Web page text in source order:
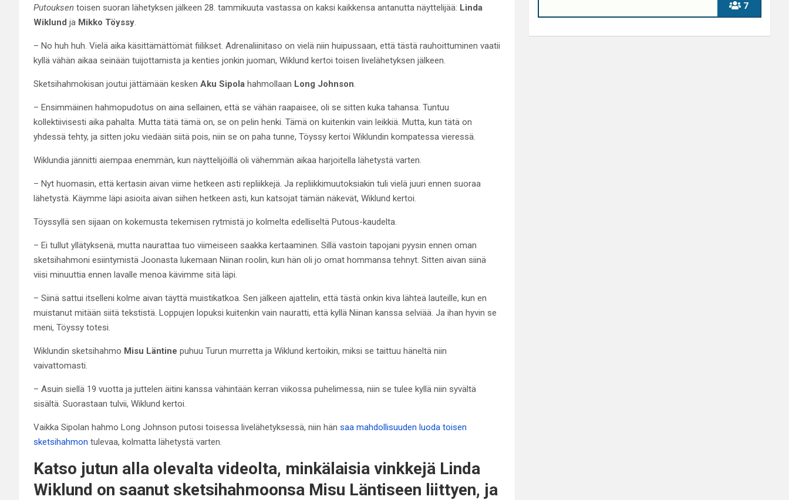
Putouksen toisen suoran lähetyksen jälkeen 28. tammikuuta vastassa on kaksi kaikkensa antanutta näyttelijää: Linda
Wiklund ja Mikko Töyssy.
– No huh huh. Vielä aika käsittämättömät fiilikset. Adrenaliinitaso on vielä niin huipussaan, että tästä rauhoittuminen vaatii
kyllä vähän aikaa seinään tuijottamista ja kenties jonkin juoman, Wiklund kertoi toisen livelähetyksen jälkeen.
Sketsihahmokisan joutui jättämään kesken Aku Sipola hahmollaan Long Johnson.
– Ensimmäinen hahmopudotus on aina sellainen, että se vähän raapaisee, oli se sitten kuka tahansa. Tuntuu
kollektiivisesti aika pahalta. Mutta tätä tämä on, se on pelin henki. Tämä on kuitenkin vain leikkiä. Mutta, kun tätä on
yhdessä tehty, ja sitten joku viedään siitä pois, niin se on paha tunne, Töyssy kertoi Wiklundin kompatessa vieressä.
Wiklundia jännitti aiempaa enemmän, kun näyttelijöillä oli vähemmän aikaa harjoitella lähetystä varten.
– Nyt huomasin, että kertasin aivan viime hetkeen asti repliikkejä. Ja repliikkimuutoksiakin tuli vielä juuri ennen suoraa
lähetystä. Käymme läpi asioita aivan siihen hetkeen asti, kun katsojat tämän näkevät, Wiklund kertoi.
Töyssyllä sen sijaan on kokemusta tekemisen rytmistä jo kolmelta edelliseltä Putous-kaudelta.
– Ei tullut yllätyksenä, mutta naurattaa tuo viimeiseen saakka kertaaminen. Sillä vastoin tapojani pyysin ennen oman
sketsihahmoni esiintymistä Joonasta lukemaan Niinan roolin, kun hän oli jo omat hommansa tehnyt. Sitten aivan siinä
viisi minuuttia ennen lavalle menoa kävimme sitä läpi.
– Siinä sattui itselleni kolme aivan täyttä muistikatkoa. Sen jälkeen ajattelin, että tästä onkin kiva lähteä lauteille, kun en
muistanut mitään siitä tekstistä. Loppujen lopuksi kuitenkin vain nauratti, että kyllä Niinan kanssa selviää. Ja ihan hyvin se
meni, Töyssy totesi.
Wiklundin sketsihahmo Misu Läntine puhuu Turun murretta ja Wiklund kertoikin, miksi se taittuu häneltä niin
vaivattomasti.
– Asuin siellä 19 vuotta ja juttelen äitini kanssa vähintään kerran viikossa puhelimessa, niin se tulee kyllä niin syvältä
sisältä. Suorastaan tulvii, Wiklund kertoi.
Vaikka Sipolan hahmo Long Johnson putosi toisessa livelähetyksessä, niin hän saa mahdollisuuden luoda toisen
sketsihahmon tulevaa, kolmatta lähetystä varten.
Katso jutun alla olevalta videolta, minkälaisia vinkkejä Linda
Wiklund on saanut sketsihahmoonsa Misu Läntiseen liittyen, ja
7